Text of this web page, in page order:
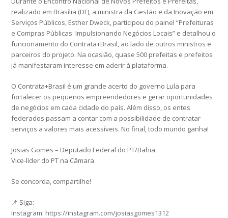
realizado em Brasília (DF), a ministra da Gestão e da Inovação em
Serviços Públicos, Esther Dweck, participou do painel “Prefeituras
e Compras Públicas: Impulsionando Negócios Locais” e detalhou o
funcionamento do Contrata+Brasil, ao lado de outros ministros e
parceiros do projeto. Na ocasião, quase 500 prefeitas e prefeitos
já manifestaram interesse em aderir à plataforma.
O Contrata+Brasil é um grande acerto do governo Lula para
fortalecer os pequenos empreendedores e gerar oportunidades
de negócios em cada cidade do país. Além disso, os entes
federados passam a contar com a possibilidade de contratar
serviços a valores mais acessíveis. No final, todo mundo ganha!
Josias Gomes – Deputado Federal do PT/Bahia
Vice-líder do PT na Câmara
Se concorda, compartilhe!
📌 Siga:
Instagram: https://instagram.com/josiasgomes1312